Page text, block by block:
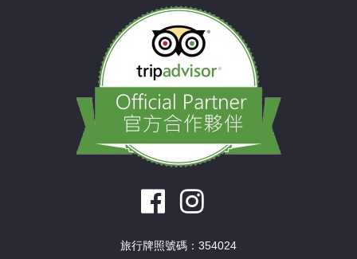
旅行牌照號碼：354024